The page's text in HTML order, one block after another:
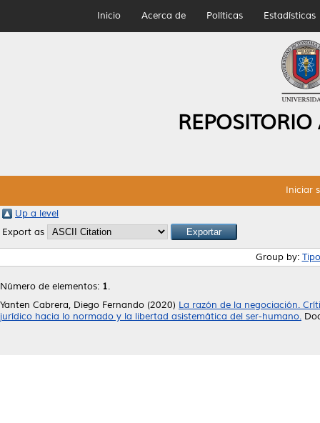
Inicio Acerca de Políticas Estadísticas
Iniciar
Up a level
Export as
Group by:
Número de elementos: 1.
Yanten Cabrera, Diego Fernando (2020) La razón de la negociación.
jurídico hacia lo normado y la libertad asistemática del ser-humano.